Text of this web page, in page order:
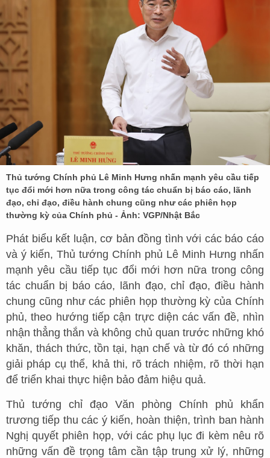
Thủ tướng Chính phủ Lê Minh Hưng nhấn mạnh yêu cầu tiếp
tục đổi mới hơn nữa trong công tác chuẩn bị báo cáo, lãnh
đạo, chỉ đạo, điều hành chung cũng như các phiên họp
thường kỳ của Chính phủ - Ảnh: VGP/Nhật Bắc
Phát biểu kết luận, cơ bản đồng tình với các báo cáo
và ý kiến, Thủ tướng Chính phủ Lê Minh Hưng nhấn
mạnh yêu cầu tiếp tục đổi mới hơn nữa trong công
tác chuẩn bị báo cáo, lãnh đạo, chỉ đạo, điều hành
chung cũng như các phiên họp thường kỳ của Chính
phủ, theo hướng tiếp cận trực diện các vấn đề, nhìn
nhận thẳng thắn và không chủ quan trước những khó
khăn, thách thức, tồn tại, hạn chế và từ đó có những
giải pháp cụ thể, khả thi, rõ trách nhiệm, rõ thời hạn
để triển khai thực hiện bảo đảm hiệu quả.
Thủ tướng chỉ đạo Văn phòng Chính phủ khẩn
trương tiếp thu các ý kiến, hoàn thiện, trình ban hành
Nghị quyết phiên họp, với các phụ lục đi kèm nêu rõ
những vấn đề trọng tâm cần tập trung xử lý, những